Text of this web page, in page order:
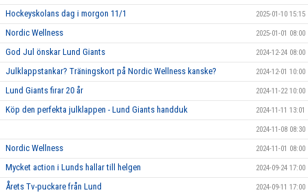
Hockeyskolans dag i morgon 11/1 2025-01-10 15:15
Nordic Wellness 2025-01-01 08:00
God Jul önskar Lund Giants 2024-12-24 08:00
Julklappstankar? Träningskort på Nordic Wellness kanske? 2024-12-01 10:00
Lund Giants firar 20 år 2024-11-22 10:00
Köp den perfekta julklappen - Lund Giants handduk 2024-11-11 13:01
2024-11-08 08:30
Nordic Wellness 2024-11-01 08:00
Mycket action i Lunds hallar till helgen 2024-09-24 17:00
Årets Tv-puckare från Lund 2024-09-11 17:00